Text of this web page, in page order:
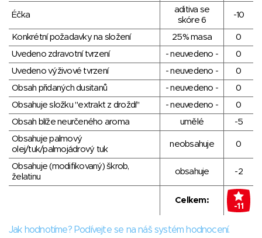
Éčka
aditiva se
skóre 6
-10
Konkrétní požadavky na složení 25% masa
0
Uvedeno zdravotní tvrzení
- neuvedeno -
0
Uvedeno výživové tvrzení
- neuvedeno -
0
Obsah přidaných dusitanů
- neuvedeno -
0
Obsahuje složku "extrakt z droždí"
- neuvedeno -
0
Obsah blíže neurčeného aroma
umělé
-5
Obsahuje palmový
olej/tuk/palmojádrový tuk
neobsahuje 0
Obsahuje (modifikovaný) škrob,
želatinu
obsahuje -2
Celkem:
-11
Jak hodnotíme? Podívejte se na náš systém hodnocení.